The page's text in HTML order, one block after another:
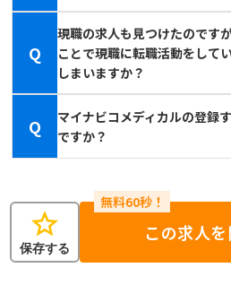
Q
現職の求人も見つけたのです
ことで現職に転職活動をして
しまいますか？
Q
マイナビコメディカルの登録
ですか？
star
保存する
この求人